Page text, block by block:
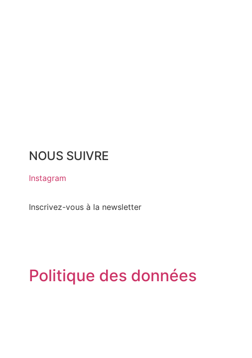
NOUS SUIVRE
Instagram
Inscrivez-vous à la newsletter
Politique des données